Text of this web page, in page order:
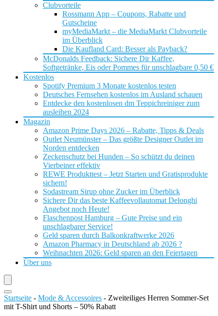
Clubvorteile
Rossmann App – Coupons, Rabatte und
Gutscheine
myMediaMarkt – die MediaMarkt Clubvorteile
im Überblick
Die Kaufland Card: Besser als Payback?
McDonalds Feedback: Sichere Dir Kaffee,
Softgetränke, Eis oder Pommes für unschlagbare 0,50 €
Kostenlos
Spotify Premium 3 Monate kostenlos testen
Deutsches Fernsehen kostenlos im Ausland schauen
Entdecke den kostenlosen dm Teppichreiniger zum
ausleihen 2024
Magazin
Amazon Prime Days 2026 – Rabatte, Tipps & Deals
Outlet Neumünster – Das größte Designer Outlet im
Norden entdecken
Zeckenschutz bei Hunden – So schützt du deinen
Vierbeiner effektiv
REWE Produkttest – Jetzt Starten und Gratisprodukte
sichern!
Sodastream Sirup ohne Zucker im Überblick
Sichere Dir das beste Kaffeevollautomat Delonghi
Angebot noch Heute!
Flaschenpost Hamburg – Gute Preise und ein
unschlagbarer Service!
Geld sparen durch Balkonkraftwerke 2026
Amazon Pharmacy in Deutschland ab 2026 ?
Weihnachten 2026: Geld sparen an den Feiertagen
Über uns
Startseite - Mode & Accessoires - Zweiteiliges Herren Sommer-Set
mit T-Shirt und Shorts – 50% Rabatt